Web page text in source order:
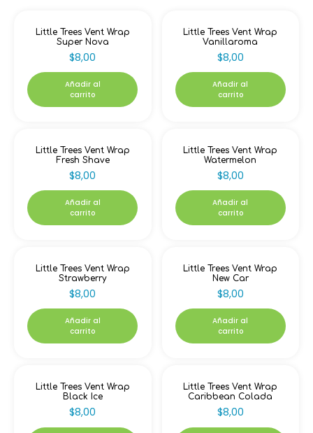
Little Trees Vent Wrap
Super Nova
$8,00
Añadir al
carrito
Little Trees Vent Wrap
Vanillaroma
$8,00
Añadir al
carrito
Little Trees Vent Wrap
Fresh Shave
$8,00
Añadir al
carrito
Little Trees Vent Wrap
Watermelon
$8,00
Añadir al
carrito
Little Trees Vent Wrap
Strawberry
$8,00
Añadir al
carrito
Little Trees Vent Wrap
New Car
$8,00
Añadir al
carrito
Little Trees Vent Wrap
Black Ice
$8,00
Little Trees Vent Wrap
Caribbean Colada
$8,00